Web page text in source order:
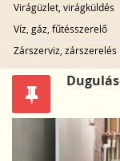
Virágüzlet, virágküldés
Víz, gáz, fűtésszerelő
Zárszerviz, zárszerelés